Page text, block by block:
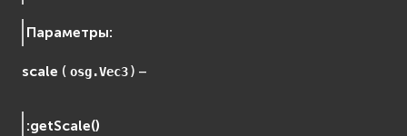
Параметры:
scale ( osg.Vec3 ) –
:getScale()